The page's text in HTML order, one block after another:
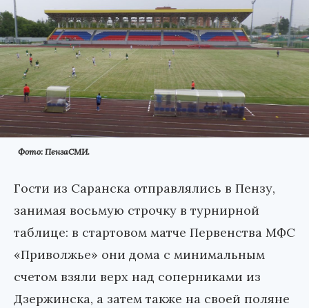
Фото: ПензаСМИ.
Гости из Саранска отправлялись в Пензу,
занимая восьмую строчку в турнирной
таблице: в стартовом матче Первенства МФС
«Приволжье» они дома с минимальным
счетом взяли верх над соперниками из
Дзержинска, а затем также на своей поляне